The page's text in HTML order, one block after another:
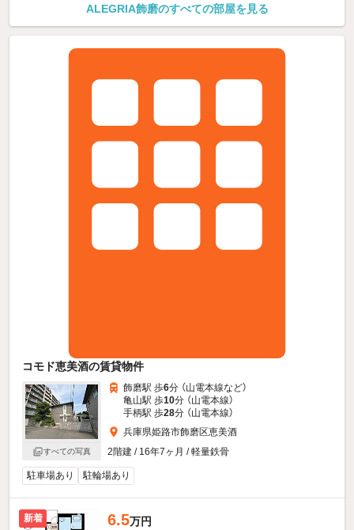
ALEGRIA飾磨のすべての部屋を見る
コモド恵美酒の賃貸物件
すべての写真
飾磨駅 歩6分 （山電本線など）
亀山駅 歩10分 （山電本線）
手柄駅 歩28分 （山電本線）
兵庫県姫路市飾磨区恵美酒
2階建 / 16年7ヶ月 / 軽量鉄骨
駐車場あり 駐輪場あり
新着 6.5万円